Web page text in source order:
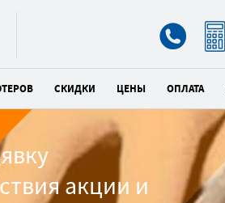
СКИДКИ ЦЕНЫ ОПЛАТА
акции и